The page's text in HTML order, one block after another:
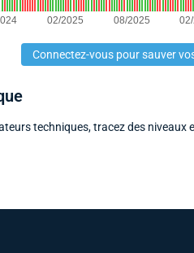
Connectez-vous pour sauver
techniques, tracez des niveaux